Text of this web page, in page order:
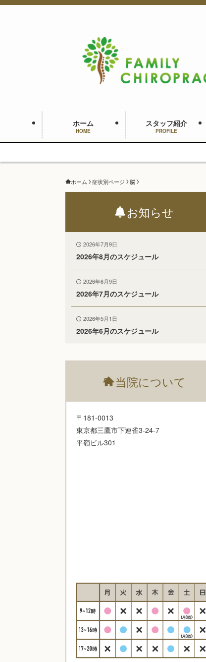
ホーム
HOME
スタッフ紹介
PROFILE
ホーム 症状別ページ 脳
お知らせ
2026年7月9日
2026年8月のスケジュール
2026年6月9日
2026年7月のスケジュール
2026年5月1日
2026年6月のスケジュール
? 当院について
〒181-0013
東京都三鷹市下連雀3-24-7
平嶺ビル301